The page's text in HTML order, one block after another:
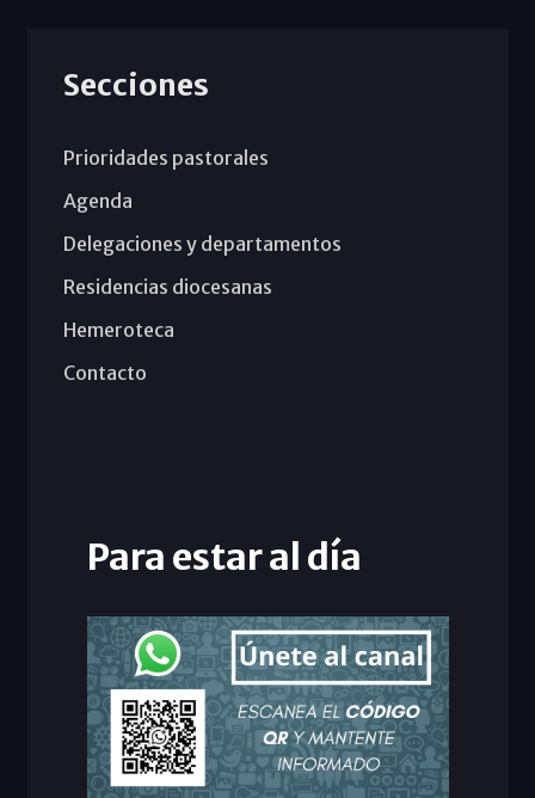
Secciones
Prioridades pastorales
Agenda
Delegaciones y departamentos
Residencias diocesanas
Hemeroteca
Contacto
Para estar al día